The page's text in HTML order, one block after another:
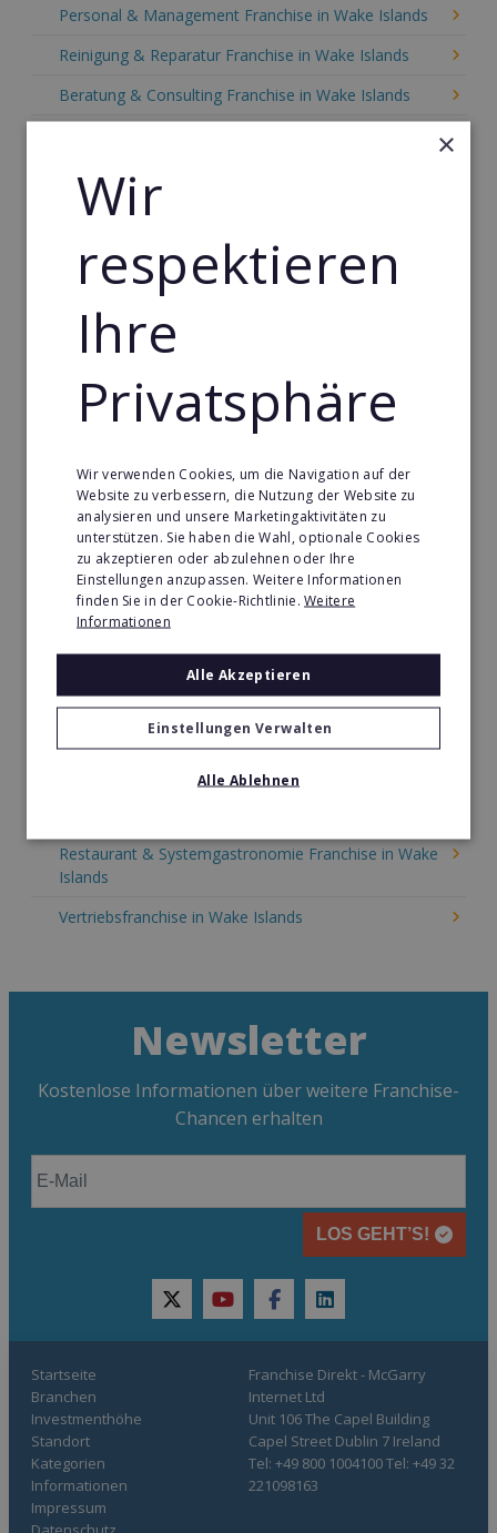
Personal & Management Franchise in Wake Islands
Reinigung & Reparatur Franchise in Wake Islands
Beratung & Consulting Franchise in Wake Islands
Einzelhandel Franchise in Wake Islands
Gebäude & Haustechnik Franchise in Wake Islands
Handwerk Franchise in Wake Islands
Dienstleistungsfranchise in Wake Islands
Telekommunikation Franchise in Wake Islands
Sport Franchise in Wake Islands
Tier- & Zoobedarf Franchise in Wake Islands
Immobilien Franchise in Wake Islands
Kinder & Erziehung Franchise in Wake Islands
Kosmetik Franchise in Wake Islands
Lebensmittel Franchise in Wake Islands
Medien & Werbung Franchise in Wake Islands
Möbel & Einrichtung Franchise in Wake Islands
Nachhilfe & Weiterbildung Franchise in Wake Islands
Restaurant & Systemgastronomie Franchise in Wake
Islands
Vertriebsfranchise in Wake Islands
Newsletter
Kostenlose Informationen über weitere Franchise-
Chancen erhalten
LOS GEHT’S!
twitteryoutubefacebooklinkedin
Startseite
Branchen
Investmenthöhe
Standort
Kategorien
Informationen
Impressum
Franchise Direkt - McGarry
Internet Ltd
Unit 106 The Capel Building
Capel Street Dublin 7 Ireland
Tel: +49 800 1004100 Tel: +49 32
221098163
×
Wir
respektieren
Ihre
Privatsphäre
Wir verwenden Cookies, um die Navigation auf der
Website zu verbessern, die Nutzung der Website zu
analysieren und unsere Marketingaktivitäten zu
unterstützen. Sie haben die Wahl, optionale Cookies
zu akzeptieren oder abzulehnen oder Ihre
Einstellungen anzupassen. Weitere Informationen
finden Sie in der Cookie-Richtlinie.Weitere
Informationen
Alle Akzeptieren
Einstellungen Verwalten
Alle Ablehnen